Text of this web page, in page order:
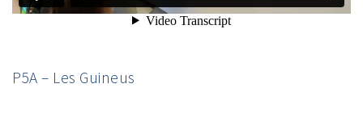
P5A – Les Guineus